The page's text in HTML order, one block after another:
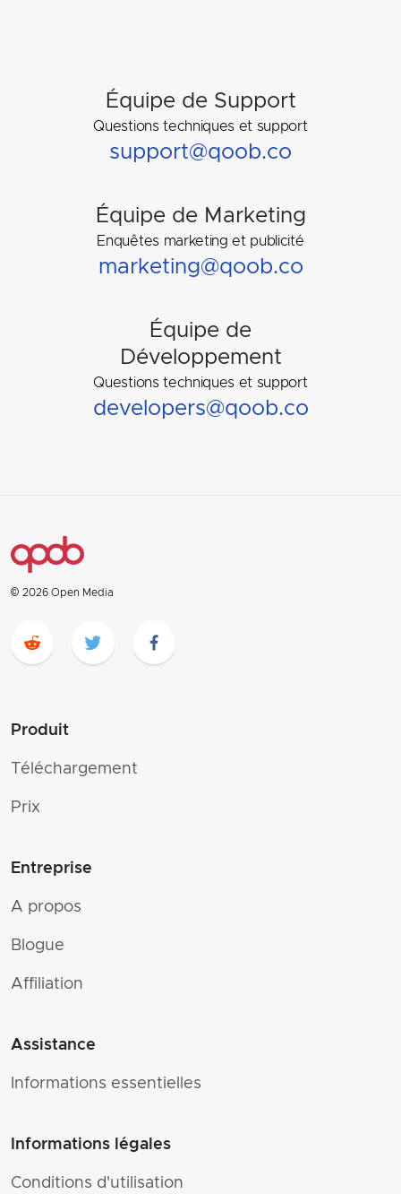
Équipe de Support
Questions techniques et support
support@qoob.co
Équipe de Marketing
Enquêtes marketing et publicité
marketing@qoob.co
Équipe de
Développement
Questions techniques et support
developers@qoob.co
© 2026 Open Media
Produit
Téléchargement
Prix
Entreprise
A propos
Blogue
Affiliation
Assistance
Informations essentielles
Informations légales
Conditions d'utilisation